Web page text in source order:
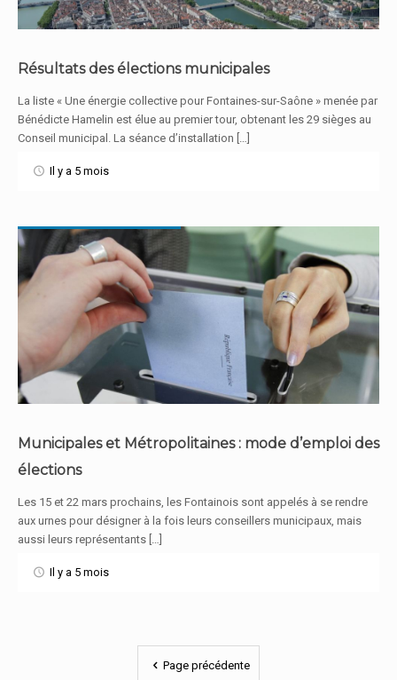
En savoir plus
Résultats des élections municipales
La liste « Une énergie collective pour Fontaines-sur-Saône » menée par
Bénédicte Hamelin est élue au premier tour, obtenant les 29 sièges au
Conseil municipal. La séance d’installation […]
Il y a 5 mois
Municipales et Métropolitaines : mode d’emploi des
élections
Les 15 et 22 mars prochains, les Fontainois sont appelés à se rendre
aux urnes pour désigner à la fois leurs conseillers municipaux, mais
aussi leurs représentants […]
Il y a 5 mois
Page précédente